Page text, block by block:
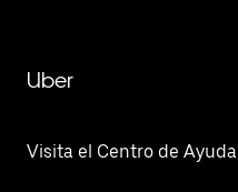
Uber
Visita el Centro de Ayuda